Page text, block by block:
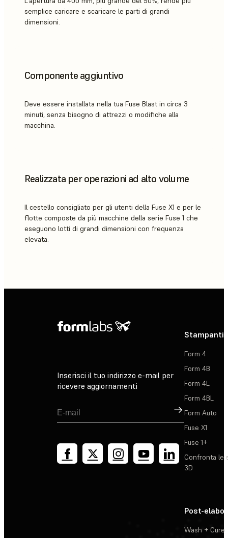
semplice caricare e scaricare le parti di grandi
dimensioni.
Componente aggiuntivo
Deve essere installata nella tua Fuse Blast in circa 3
minuti, senza bisogno di attrezzi o modifiche alla
macchina.
Realizzata per operazioni ad alto volume
Il cestello consigliato per gli utenti della Fuse X1 e per le
flotte composte da più macchine della serie Fuse 1 che
eseguono lotti di grandi dimensioni con frequenza
elevata.
Inserisci il tuo indirizzo e-mail per
ricevere aggiornamenti
Registrati
Stampanti
Form 4
Form 4B
Form 4L
Form 4BL
Form Auto
Fuse X1
Fuse 1+
Confronta le
3D
Post-
Wash + Cure